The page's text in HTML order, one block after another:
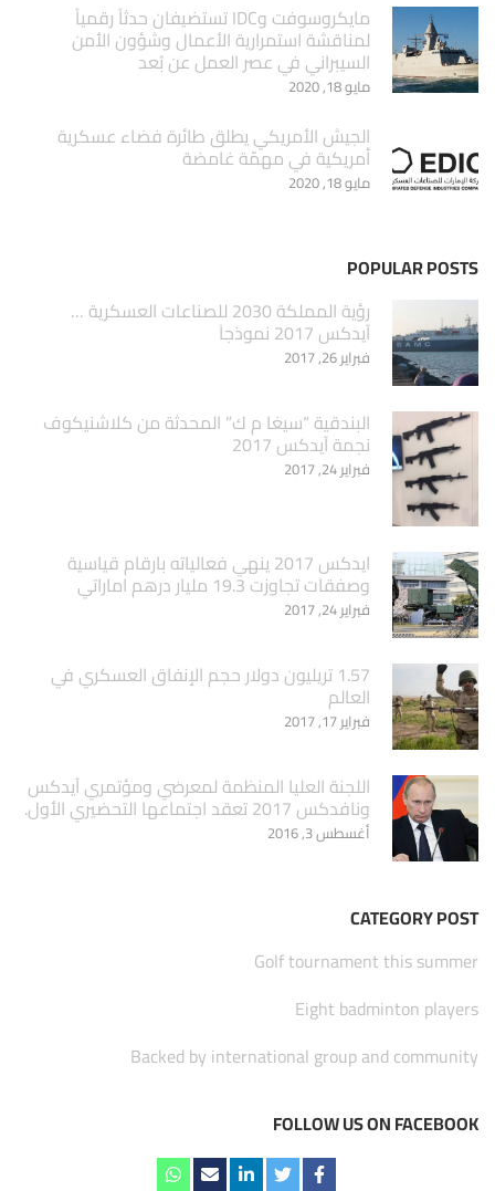
مايكروسوفت وIDC تستضيفان حدثاً رقمياً
لمناقشة استمرارية الأعمال وشؤون الأمن
السيبراني في عصر العمل عن بُعد
مايو 18, 2020
الجيش الأمريكي يطلق طائرة فضاء عسكرية
أمريكية في مهمّة غامضة
مايو 18, 2020
POPULAR POSTS
‏رؤية المملكة 2030 للصناعات العسكرية …
آيدكس 2017 نموذجاَ
فبراير 26, 2017
البندقية “سيغا م ك” المحدثة من كلاشنيكوف
نجمة آيدكس 2017
فبراير 24, 2017
ايدكس 2017 ينهي فعالياته بارقام قياسية
وصفقات تجاوزت 19.3 مليار درهم اماراتي
فبراير 24, 2017
1.57 تريليون دولار حجم الإنفاق العسكري في
العالم
فبراير 17, 2017
اللجنة العليا المنظمة لمعرضي ومؤتمري آيدكس
ونافدكس 2017 تعقد اجتماعها التحضيري الأول.
أغسطس 3, 2016
CATEGORY POST
Golf tournament this summer
Eight badminton players
Backed by international group and community
FOLLOW US ON FACEBOOK